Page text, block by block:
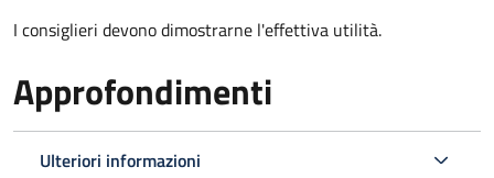
I consiglieri devono dimostrarne l'effettiva utilità.
Approfondimenti
Ulteriori informazioni